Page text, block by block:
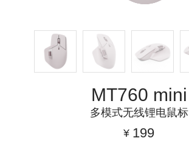
MT760 mini
多模式无线锂电鼠标
¥ 199